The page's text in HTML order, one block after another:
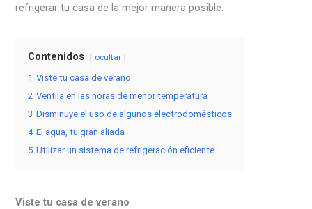
refrigerar tu casa de la mejor manera posible.
Contenidos ocultar
1 Viste tu casa de verano
2 Ventila en las horas de menor temperatura
3 Disminuye el uso de algunos electrodomésticos
4 El agua, tu gran aliada
5 Utilizar un sistema de refrigeración eficiente
Viste tu casa de verano